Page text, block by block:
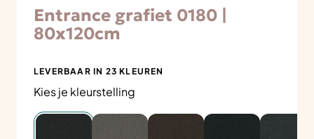
Entrance grafiet 0180 |
80x120cm
LEVERBAAR IN 23 KLEUREN
Kies je kleurstelling